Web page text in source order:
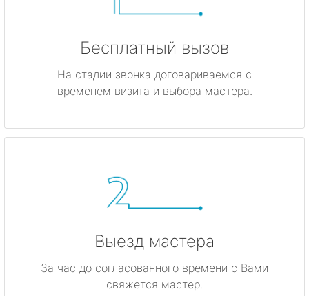
Бесплатный вызов
На стадии звонка договариваемся с
временем визита и выбора мастера.
Выезд мастера
За час до согласованного времени с Вами
свяжется мастер.